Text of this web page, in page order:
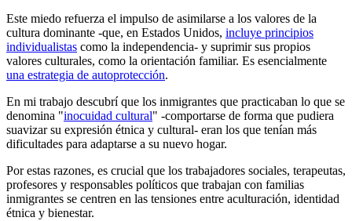
Este miedo refuerza el impulso de asimilarse a los valores de la
cultura dominante -que, en Estados Unidos, incluye principios
individualistas como la independencia- y suprimir sus propios
valores culturales, como la orientación familiar. Es esencialmente
una estrategia de autoprotección.
En mi trabajo descubrí que los inmigrantes que practicaban lo que se
denomina "inocuidad cultural" -comportarse de forma que pudiera
suavizar su expresión étnica y cultural- eran los que tenían más
dificultades para adaptarse a su nuevo hogar.
Por estas razones, es crucial que los trabajadores sociales, terapeutas,
profesores y responsables políticos que trabajan con familias
inmigrantes se centren en las tensiones entre aculturación, identidad
étnica y bienestar.